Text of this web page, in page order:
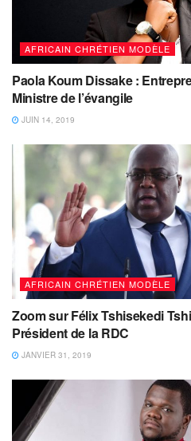
AFRICAIN CHRÉTIEN MODÈLE
Paola Koum Dissake :
Ministre de l’évangile
JUIN 14, 2019
AFRICAIN CHRÉTIEN MODÈLE
Zoom sur Félix Tshisekedi
Président de la RDC
JANVIER 31, 2019